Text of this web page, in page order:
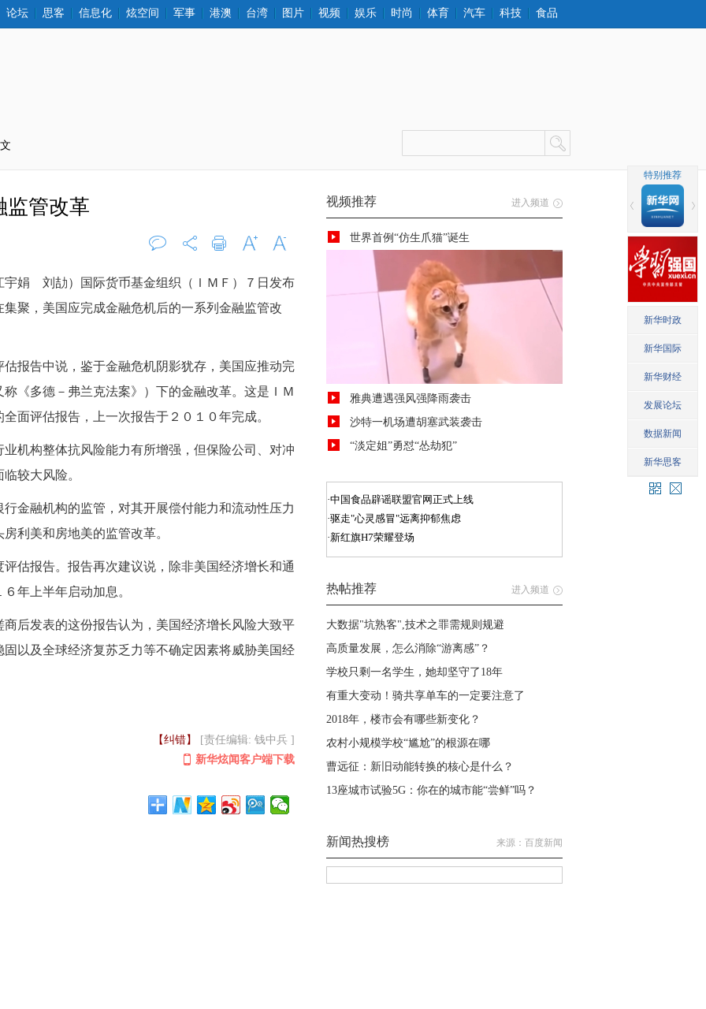
论坛 思客 信息化 炫空间 军事 港澳 台湾 图片 视频 娱乐 时尚 体育 汽车 科技 食品
监管改革
评论 字大 字小
刘劼）国际货币基金组织（ＩＭＦ）７日发布
聚，美国应完成金融危机后的一系列金融监管改
告中说，鉴于金融危机阴影犹存，美国应推动完
《多德－弗兰克法案》）下的金融改革。这是ＩＭ
面评估报告，上一次报告于２０１０年完成。
构整体抗风险能力有所增强，但保险公司、对冲
较大风险。
融机构的监管，对其开展偿付能力和流动性压力
利美和房地美的监管改革。
报告。报告再次建议说，除非美国经济增长和通
年上半年启动加息。
发表的这份报告认为，美国经济增长风险大致平
以及全球经济复苏乏力等不确定因素将威胁美国经
【纠错】
[责任编辑: 钱中兵 ]
新华炫闻客户端下载